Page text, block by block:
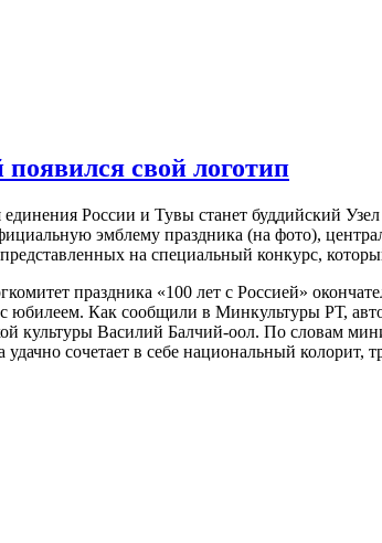
свой логотип
России и Тувы станет буддийский
эмблему праздника (на фото),
на специальный конкурс,
праздника «100 лет с Россией»
юбилеем. Как сообщили в Минкультуры РТ,
культуры Василий Балчий-оол. По словам
сочетает в себе национальный колорит,